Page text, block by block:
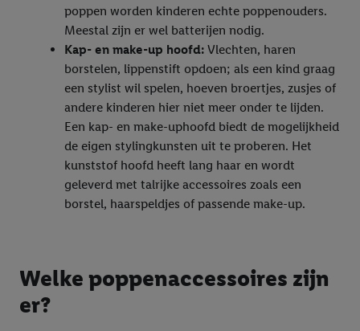
poppen worden kinderen echte poppenouders.
Meestal zijn er wel batterijen nodig.
Kap- en make-up hoofd: Vlechten, haren
borstelen, lippenstift opdoen; als een kind graag
een stylist wil spelen, hoeven broertjes, zusjes of
andere kinderen hier niet meer onder te lijden.
Een kap- en make-uphoofd biedt de mogelijkheid
de eigen stylingkunsten uit te proberen. Het
kunststof hoofd heeft lang haar en wordt
geleverd met talrijke accessoires zoals een
borstel, haarspeldjes of passende make-up.
Welke poppenaccessoires zijn
er?